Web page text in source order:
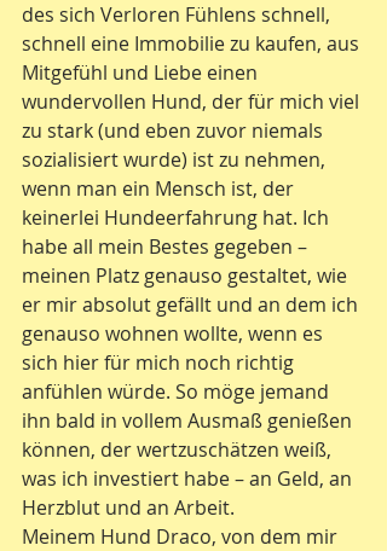
des sich Verloren Fühlens schnell,
schnell eine Immobilie zu kaufen, aus
Mitgefühl und Liebe einen
wundervollen Hund, der für mich viel
zu stark (und eben zuvor niemals
sozialisiert wurde) ist zu nehmen,
wenn man ein Mensch ist, der
keinerlei Hundeerfahrung hat. Ich
habe all mein Bestes gegeben –
meinen Platz genauso gestaltet, wie
er mir absolut gefällt und an dem ich
genauso wohnen wollte, wenn es
sich hier für mich noch richtig
anfühlen würde. So möge jemand
ihn bald in vollem Ausmaß genießen
können, der wertzuschätzen weiß,
was ich investiert habe – an Geld, an
Herzblut und an Arbeit.
Meinem Hund Draco, von dem mir